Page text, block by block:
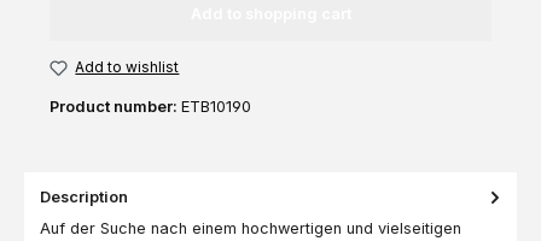
Add to wishlist
Product number: ETB10190
Description
Auf der Suche nach einem hochwertigen und vielseitigen